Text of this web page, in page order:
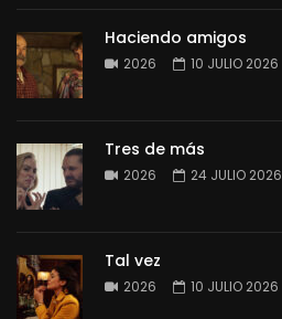
Haciendo amigos
2026 10 JULIO 2026
Tres de más
2026 24 JULIO 2026
Tal vez
2026 10 JULIO 2026